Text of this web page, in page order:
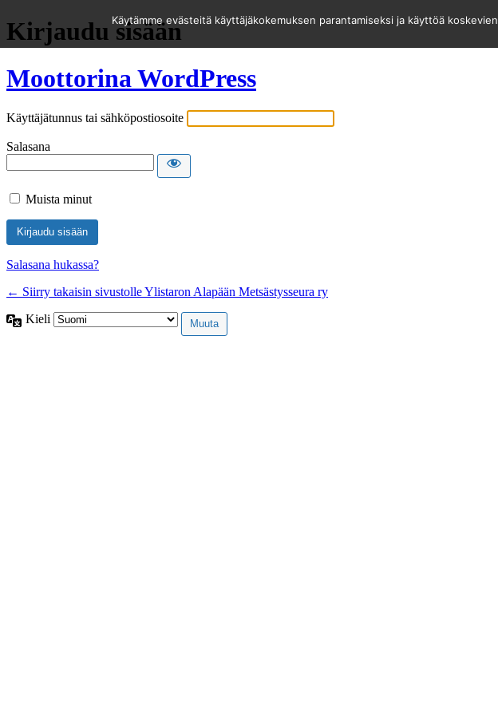
Kirjaudu sisään
Moottorina WordPress
Käyttäjätunnus tai sähköpostiosoite
Salasana
Muista minut
Salasana hukassa?
← Siirry takaisin sivustolle Ylistaron Alapään Metsästysseura ry
Kieli
Käytämme evästeitä käyttäjäkokemuksen parantamiseksi ja käyttöä